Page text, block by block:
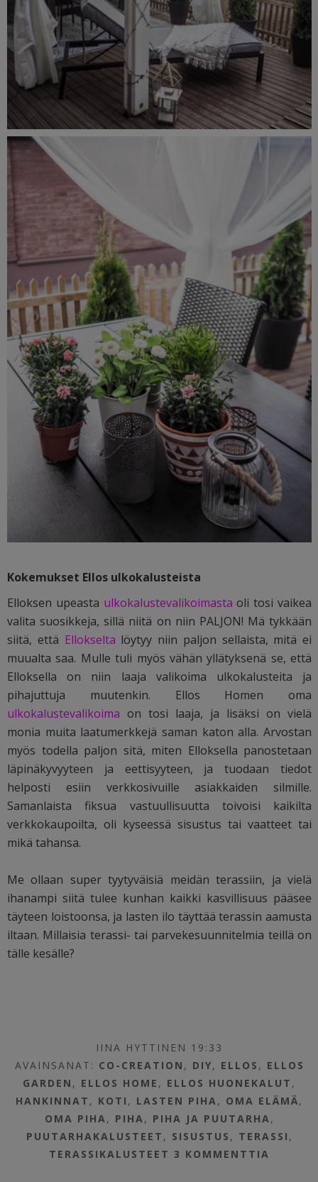
Kokemukset Ellos ulkokalusteista
Elloksen upeasta ulkokalustevalikoimasta oli tosi vaikea
valita suosikkeja, sillä niitä on niin PALJON! Mä tykkään
siitä, että Ellokselta löytyy niin paljon sellaista, mitä ei
muualta saa. Mulle tuli myös vähän yllätyksenä se, että
Elloksella on niin laaja valikoima ulkokalusteita ja
pihajuttuja muutenkin. Ellos Homen oma
ulkokalustevalikoima on tosi laaja, ja lisäksi on vielä
monia muita laatumerkkejä saman katon alla. Arvostan
myös todella paljon sitä, miten Elloksella panostetaan
läpinäkyvyyteen ja eettisyyteen, ja tuodaan tiedot
helposti esiin verkkosivuille asiakkaiden silmille.
Samanlaista fiksua vastuullisuutta toivoisi kaikilta
verkkokaupoilta, oli kyseessä sisustus tai vaatteet tai
mikä tahansa.
Me ollaan super tyytyväisiä meidän terassiin, ja vielä
ihanampi siitä tulee kunhan kaikki kasvillisuus pääsee
täyteen loistoonsa, ja lasten ilo täyttää terassin aamusta
iltaan. Millaisia terassi- tai parvekesuunnitelmia teillä on
tälle kesälle?
IINA HYTTINEN 19:33
AVAINSANAT: CO-CREATION , DIY, ELLOS , ELLOS
GARDEN , ELLOS HOME , ELLOS HUONEKALUT ,
HANKINNAT , KOTI , LASTEN PIHA, OMA ELÄMÄ,
OMA PIHA, PIHA, PIHA JA PUUTARHA,
PUUTARHAKALUSTEET , SISUSTUS , TERASSI ,
TERASSIKALUSTEET 3 KOMMENTTIA